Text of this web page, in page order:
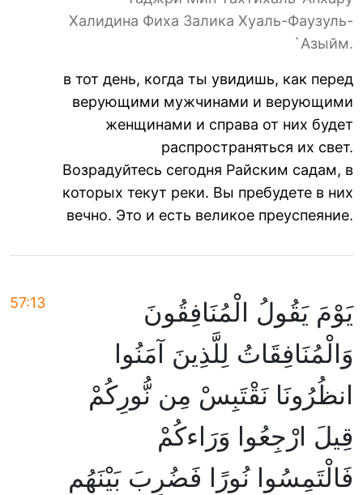
Халидина Фиха Залика Хуаль-Фаузуль-
`Азыйм.
в тот день, когда ты увидишь, как перед
верующими мужчинами и верующими
женщинами и справа от них будет
распространяться их свет.
Возрадуйтесь сегодня Райским садам, в
которых текут реки. Вы пребудете в них
вечно. Это и есть великое преуспеяние.
57:13
يَوْمَ يَقُولُ الْمُنَافِقُونَ
وَالْمُنَافِقَاتُ لِلَّذِينَ آمَنُوا
انظُرُونَا نَقْتَبِسْ مِن نُّورِكُمْ
قِيلَ ارْجِعُوا وَرَاءكُمْ
فَالْتَمِسُوا نُورًا فَضُرِبَ بَيْنَهُم